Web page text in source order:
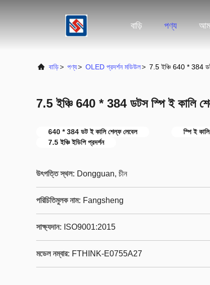
বাড়ি পণ্য
বাড়ি> পণ্য> OLED প্রদর্শন মডিউল> 7.5 ইঞ্চি 640 * 384
7.5 ইঞ্চি 640 * 384 ডটস স্পি ই কালি
640 * 384 ডট ই কালি শেল্ফ লেবেল
স্পি ই
7.5 ইঞ্চি ইডিপি প্রদর্শন
উৎপত্তি স্থল: Dongguan, চীন
পরিচিতিমুলক নাম: Fangsheng
সাক্ষ্যদান: ISO9001:2015
মডেল নম্বার: FTHINK-E0755A27